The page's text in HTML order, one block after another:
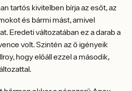
tartós kivitelben bírja az esőt, az
és bármi mást, amivel
Eredeti változatában ez a darab a
volt. Szintén az ő igényeik
hogy előáll ezzel a második,